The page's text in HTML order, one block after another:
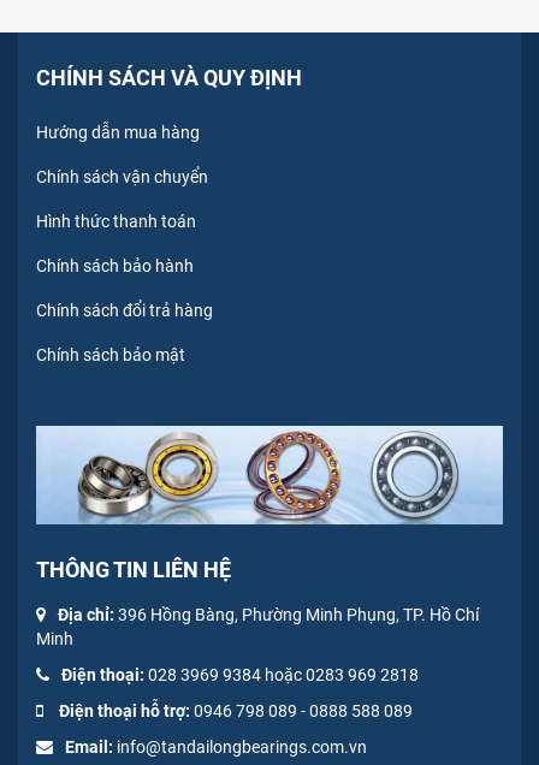
CHÍNH SÁCH VÀ QUY ĐỊNH
Hướng dẫn mua hàng
Chính sách vận chuyển
Hình thức thanh toán
Chính sách bảo hành
Chính sách đổi trả hàng
Chính sách bảo mật
THÔNG TIN LIÊN HỆ
Địa chỉ: 396 Hồng Bàng, Phường Minh Phụng, TP. Hồ Chí
Minh
Điện thoại: 028 3969 9384 hoặc 0283 969 2818
Điện thoại hỗ trợ: 0946 798 089 -0888 588 089
Email: info@tandailongbearings.com.vn